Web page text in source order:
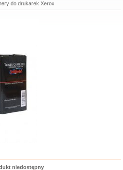
do drukarek Xerox
niedostępny